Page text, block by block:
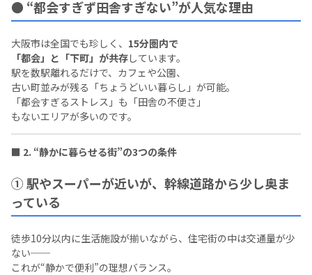
● “都会すぎず田舎すぎない”が人気な理由
大阪市は全国でも珍しく、 15分圏内で
「都会」と「下町」が共存しています。
駅を数駅離れるだけで、カフェや公園、
古い町並みが残る「ちょうどいい暮らし」が可能。
「都会すぎるストレス」も「田舎の不便さ」
もないエリアが多いのです。
■ 2. “静かに暮らせる街”の3つの条件
① 駅やスーパーが近いが、幹線道路から少し奥ま
っている
徒歩10分以内に生活施設が揃いながら、住宅街の中は交通量が少
ない──
これが“静かで便利”の理想バランス。